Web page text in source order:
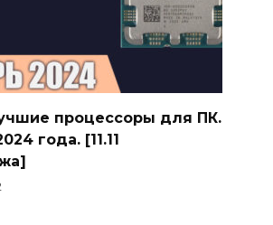
процессоры для ПК.
года. [11.11